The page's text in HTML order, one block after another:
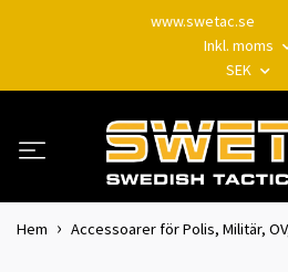
www.swetac.se
Inkl. moms
SEK
Hem Accessoarer för Polis, Militär,